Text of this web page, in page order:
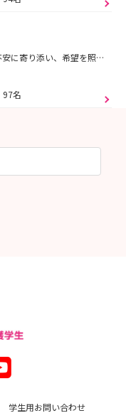
【選考会随時開催!!】不安に寄り添い、希望を照らす🌞こころの看護を学ぶなら、宮古山口病院へ！
97名
学生用お問い合わせ